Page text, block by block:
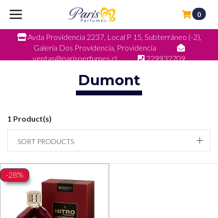
Avda Providencia 2237, Local P 15, Subterráneo (-2),
Galeria Dos Providencia, Providencia
ventas@parisperfumes.cl
229932709
0
Dumont
1 Product(s)
SORT PRODUCTS
-28%